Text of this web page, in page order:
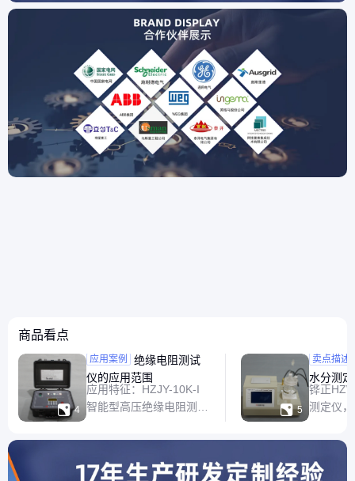
商品看点
 4
应用案例
仪的应用范围
应用特征：HZJY-10K-I
智能型高压绝缘电阻测试
500V, 1000V, 2500V,
5000V, 10000V，测试最
大可达10TΩ;并且严格按
 5
卖点描述
水分测
铧正
测定仪
新的外
功耗性
为电解